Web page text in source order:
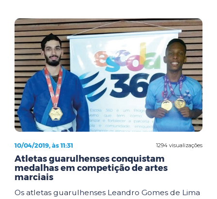
1294 visualizações
10/04/2019, às 11:31
Atletas guarulhenses conquistam
medalhas em competição de artes
marciais
Os atletas guarulhenses Leandro Gomes de Lima